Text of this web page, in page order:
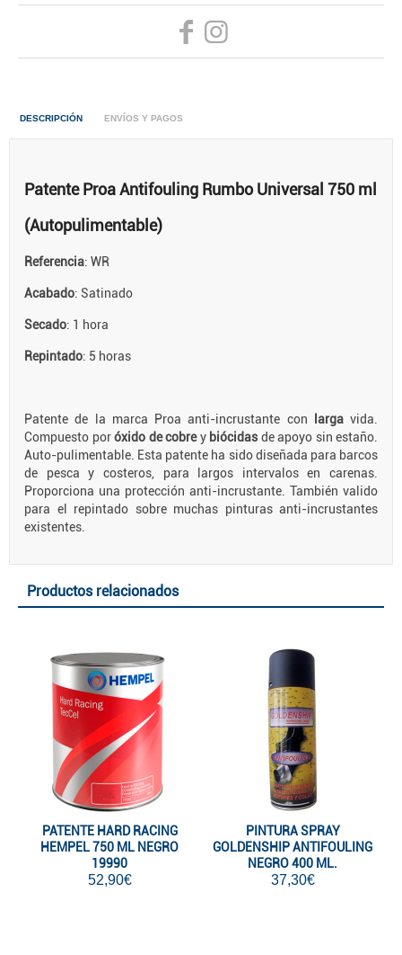
DESCRIPCIÓN ENVÍOS Y PAGOS
Patente Proa Antifouling Rumbo Universal 750 ml
(Autopulimentable)
Referencia: WR
Acabado: Satinado
Secado: 1 hora
Repintado: 5 horas
Patente de la marca Proa anti-incrustante con larga vida.
Compuesto poróxido de cobrey biócidas de apoyo sin estaño.
Auto-pulimentable. Esta patente ha sido diseñada para barcos
de pesca y costeros, para largos intervalos en carenas.
Proporciona una protección anti-incrustante. También valido
para el repintado sobre muchas pinturas anti-incrustantes
existentes.
Productos relacionados
PATENTE HARD RACING
HEMPEL 750 ML NEGRO
19990
52,90€
PINTURA SPRAY
GOLDENSHIP ANTIFOULING
NEGRO 400 ML.
37,30€